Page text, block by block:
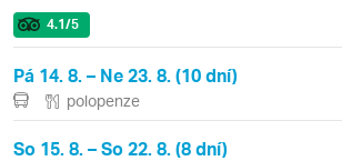
4.1/5
Pá 14. 8. – Ne 23. 8. (10 dní)
polopenze
So 15. 8. – So 22. 8. (8 dní)